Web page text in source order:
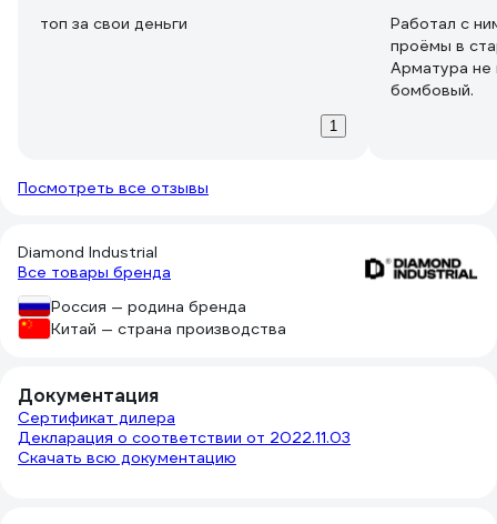
топ за свои деньги
1
Работал с
проёмы в
Арматура не
бомбовый.
Посмотреть все отзывы
Diamond Industrial
Все товары бренда
Россия — родина бренда
Китай — страна производства
Документация
Сертификат дилера
Декларация о соответствии от 2022.11.03
Скачать всю документацию